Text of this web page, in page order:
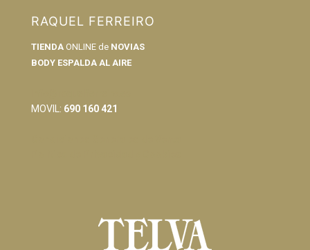
RAQUEL FERREIRO
TIENDA ONLINE de NOVIAS
BODY ESPALDA AL AIRE
MOVIL: 690 160 421